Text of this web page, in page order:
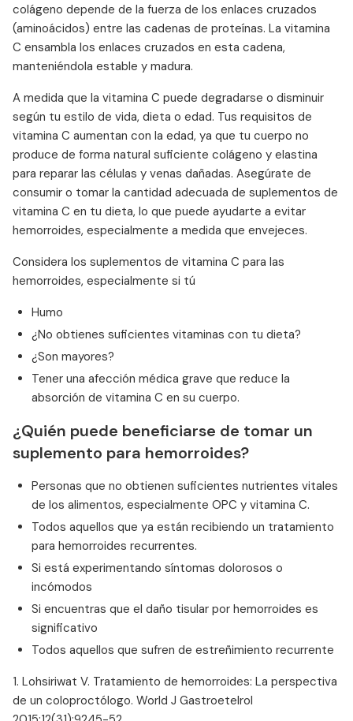
colágeno depende de la fuerza de los enlaces cruzados
(aminoácidos) entre las cadenas de proteínas. La vitamina
C ensambla los enlaces cruzados en esta cadena,
manteniéndola estable y madura.
A medida que la vitamina C puede degradarse o disminuir
según tu estilo de vida, dieta o edad. Tus requisitos de
vitamina C aumentan con la edad, ya que tu cuerpo no
produce de forma natural suficiente colágeno y elastina
para reparar las células y venas dañadas. Asegúrate de
consumir o tomar la cantidad adecuada de suplementos de
vitamina C en tu dieta, lo que puede ayudarte a evitar
hemorroides, especialmente a medida que envejeces.
Considera los suplementos de vitamina C para las
hemorroides, especialmente si tú
Humo
¿No obtienes suficientes vitaminas con tu dieta?
¿Son mayores?
Tener una afección médica grave que reduce la
absorción de vitamina C en su cuerpo.
¿Quién puede beneficiarse de tomar un
suplemento para hemorroides?
Personas que no obtienen suficientes nutrientes vitales
de los alimentos, especialmente OPC y vitamina C.
Todos aquellos que ya están recibiendo un tratamiento
para hemorroides recurrentes.
Si está experimentando síntomas dolorosos o
incómodos
Si encuentras que el daño tisular por hemorroides es
significativo
Todos aquellos que sufren de estreñimiento recurrente
1. Lohsiriwat V. Tratamiento de hemorroides: La perspectiva
de un coloproctólogo. World J Gastroetelrol